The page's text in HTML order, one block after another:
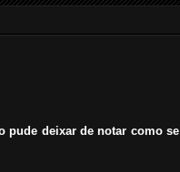
pude deixar de notar como se